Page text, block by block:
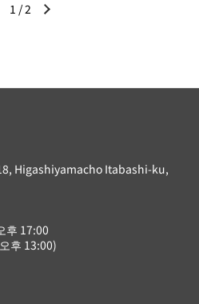
슬라이드다음 슬라이드
1 /2
Higashiyamacho Itabashi-ku,
후 17:00
후 13:00)